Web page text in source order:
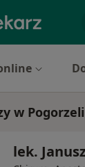
w Pogorzeli
lek.